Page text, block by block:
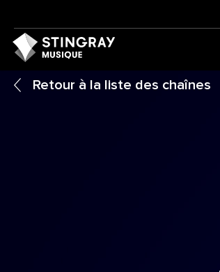
Retour à la liste des chaînes